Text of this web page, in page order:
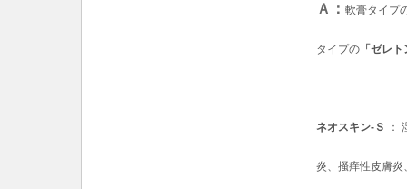
Ａ： 軟膏タイプ
タイプの 「ゼレ
ネオスキン-Ｓ ：
炎、掻痒性皮膚